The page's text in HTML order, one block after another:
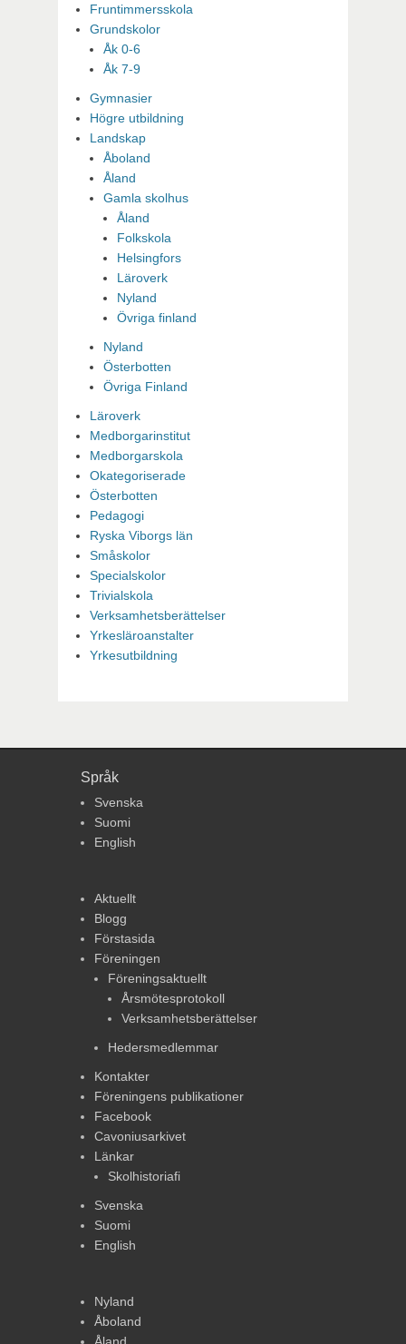
Fruntimmersskola
Grundskolor
Åk 0-6
Åk 7-9
Gymnasier
Högre utbildning
Landskap
Åboland
Åland
Gamla skolhus
Åland
Folkskola
Helsingfors
Läroverk
Nyland
Övriga finland
Nyland
Österbotten
Övriga Finland
Läroverk
Medborgarinstitut
Medborgarskola
Okategoriserade
Österbotten
Pedagogi
Ryska Viborgs län
Småskolor
Specialskolor
Trivialskola
Verksamhetsberättelser
Yrkesläroanstalter
Yrkesutbildning
Språk
Svenska
Suomi
English
Aktuellt
Blogg
Förstasida
Föreningen
Föreningsaktuellt
Årsmötesprotokoll
Verksamhetsberättelser
Hedersmedlemmar
Kontakter
Föreningens publikationer
Facebook
Cavoniusarkivet
Länkar
Skolhistoriafi
Svenska
Suomi
English
Nyland
Åboland
Åland